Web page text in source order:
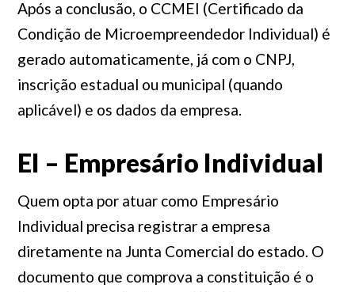
Após a conclusão, o CCMEI (Certificado da
Condição de Microempreendedor Individual) é
gerado automaticamente, já com o CNPJ,
inscrição estadual ou municipal (quando
aplicável) e os dados da empresa.
EI – Empresário Individual
Quem opta por atuar como Empresário
Individual precisa registrar a empresa
diretamente na Junta Comercial do estado. O
documento que comprova a constituição é o